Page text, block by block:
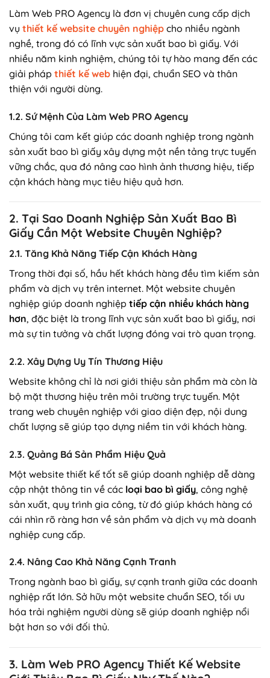
Làm Web PRO Agency là đơn vị chuyên cung cấp dịch
vụ thiết kế website chuyên nghiệp cho nhiều ngành
nghề, trong đó có lĩnh vực sản xuất bao bì giấy. Với
nhiều năm kinh nghiệm, chúng tôi tự hào mang đến các
giải pháp thiết kế web hiện đại, chuẩn SEO và thân
thiện với người dùng.
1.2. Sứ Mệnh Của Làm Web PRO Agency
Chúng tôi cam kết giúp các doanh nghiệp trong ngành
sản xuất bao bì giấy xây dựng một nền tảng trực tuyến
vững chắc, qua đó nâng cao hình ảnh thương hiệu, tiếp
cận khách hàng mục tiêu hiệu quả hơn.
2. Tại Sao Doanh Nghiệp Sản Xuất Bao Bì
Giấy Cần Một Website Chuyên Nghiệp?
2.1. Tăng Khả Năng Tiếp Cận Khách Hàng
Trong thời đại số, hầu hết khách hàng đều tìm kiếm sản
phẩm và dịch vụ trên internet. Một website chuyên
nghiệp giúp doanh nghiệp tiếp cận nhiều khách hàng
hơn, đặc biệt là trong lĩnh vực sản xuất bao bì giấy, nơi
mà sự tin tưởng và chất lượng đóng vai trò quan trọng.
2.2. Xây Dựng Uy Tín Thương Hiệu
Website không chỉ là nơi giới thiệu sản phẩm mà còn là
bộ mặt thương hiệu trên môi trường trực tuyến. Một
trang web chuyên nghiệp với giao diện đẹp, nội dung
chất lượng sẽ giúp tạo dựng niềm tin với khách hàng.
2.3. Quảng Bá Sản Phẩm Hiệu Quả
Một website thiết kế tốt sẽ giúp doanh nghiệp dễ dàng
cập nhật thông tin về các loại bao bì giấy, công nghệ
sản xuất, quy trình gia công, từ đó giúp khách hàng có
cái nhìn rõ ràng hơn về sản phẩm và dịch vụ mà doanh
nghiệp cung cấp.
2.4. Nâng Cao Khả Năng Cạnh Tranh
Trong ngành bao bì giấy, sự cạnh tranh giữa các doanh
nghiệp rất lớn. Sở hữu một website chuẩn SEO, tối ưu
hóa trải nghiệm người dùng sẽ giúp doanh nghiệp nổi
bật hơn so với đối thủ.
3. Làm Web PRO Agency Thiết Kế Website